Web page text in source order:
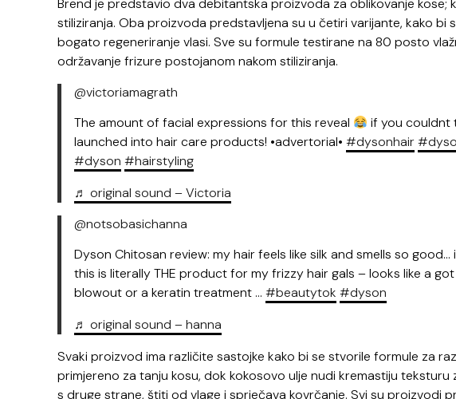
Brend je predstavio dva debitantska proizvoda za oblikovanje kose;
stiliziranja. Oba proizvoda predstavljena su u četiri varijante, kako bi
bogato regeneriranje vlasi. Sve su formule testirane na 80 posto
održavanje frizure postojanom nakom stiliziranja.
@victoriamagrath
The amount of facial expressions for this reveal
if you couldnt
launched into hair care products! •advertorial• #dysonhair
#dyson #hairstyling
♬ original sound – Victoria
@notsobasichanna
Dyson Chitosan review: my hair feels like silk and smells so good…
this is literally THE product for my frizzy hair gals – looks like a
blowout or a keratin treatment … #beautytok #dyson
♬ original sound – hanna
Svaki proizvod ima različite sastojke kako bi se stvorile formule za
primjereno za tanju kosu, dok kokosovo ulje nudi kremastiju teksturu
s druge strane, štiti od vlage i sprječava kovrčanje. Svi su proizvodi